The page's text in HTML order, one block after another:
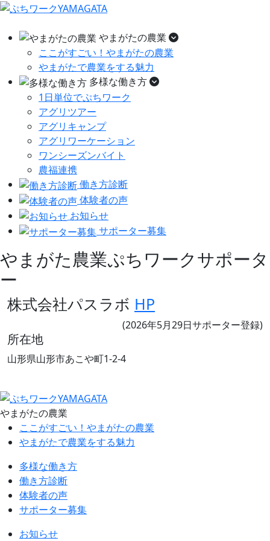
やまがたの農業
ここがすごい！やまがたの農業
やまがたで農業をする魅力
多様な働き方
1日単位でぷちワーク
アグリツアー
アグリキャンプ
アグリワーケーション
ワンシーズンバイト
農福連携
働き方診断
体験者の声
お知らせ
サポーター募集
やまがた農業ぷちワークサポータ
ー
株式会社パスラボ HP
(2026年5月29日サポーター登録)
所在地
山形県山形市あこや町1-2-4
やまがたの農業
ここがすごい！やまがたの農業
やまがたで農業をする魅力
多様な働き方
働き方診断
体験者の声
サポーター募集
お知らせ